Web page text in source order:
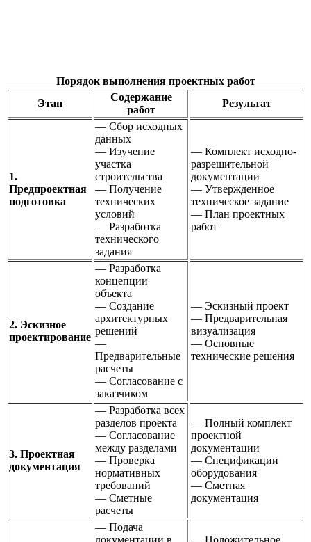
Порядок выполнения проектных работ
Этап
Содержание
работ
Результат
1.
Предпроектная
подготовка
— Сбор исходных
данных
— Изучение
участка
строительства
— Получение
технических
условий
— Разработка
технического
задания
— Комплект исходно-
разрешительной
документации
— Утвержденное
техническое задание
— План проектных
работ
2. Эскизное
проектирование
— Разработка
концепции
объекта
— Создание
архитектурных
решений
—
Предварительные
расчеты
— Согласование с
заказчиком
— Эскизный проект
— Предварительная
визуализация
— Основные
технические решения
3. Проектная
документация
— Разработка всех
разделов проекта
— Согласование
между разделами
— Проверка
нормативных
требований
— Сметные
расчеты
— Полный комплект
проектной
документации
— Спецификации
оборудования
— Сметная
документация
— Подача